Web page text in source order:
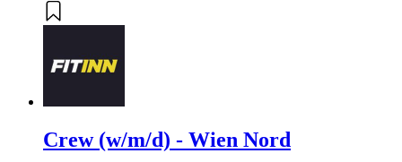
Crew (w/m/d) - Wien Nord